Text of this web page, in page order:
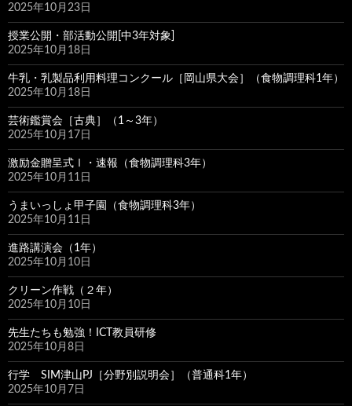
2025年10月23日
授業公開・部活動公開[中3年対象]
2025年10月18日
牛乳・乳製品利用料理コンクール［岡山県大会］（食物調理科1年）
2025年10月18日
芸術鑑賞会［古典］（1～3年）
2025年10月17日
激励金贈呈式Ⅰ・速報（食物調理科3年）
2025年10月11日
うまいっしょ甲子園（食物調理科3年）
2025年10月11日
進路講演会（1年）
2025年10月10日
クリーン作戦（２年）
2025年10月10日
先生たちも勉強！ICT教員研修
2025年10月8日
行学 SIM津山PJ［分野別説明会］（普通科1年）
2025年10月7日